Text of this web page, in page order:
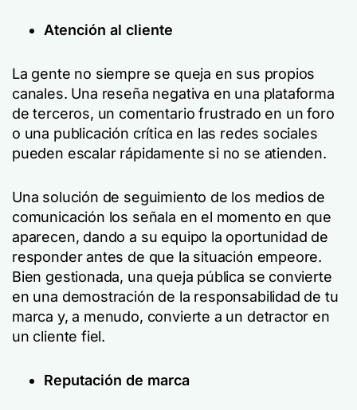
Atención al cliente
La gente no siempre se queja en sus propios
canales. Una reseña negativa en una plataforma
de terceros, un comentario frustrado en un foro
o una publicación crítica en las redes sociales
pueden escalar rápidamente si no se atienden.
Una solución de seguimiento de los medios de
comunicación los señala en el momento en que
aparecen, dando a su equipo la oportunidad de
responder antes de que la situación empeore.
Bien gestionada, una queja pública se convierte
en una demostración de la responsabilidad de tu
marca y, a menudo, convierte a un detractor en
un cliente fiel.
Reputación de marca